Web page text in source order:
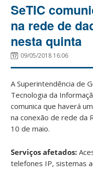
SeTIC
na rede de
nesta quinta
09/05/2018 16:06
A Superintendência de
Tecnologia da
comunica que haverá
na conexão de rede da
10 de maio.
Serviços afetados:
telefones IP, sistemas